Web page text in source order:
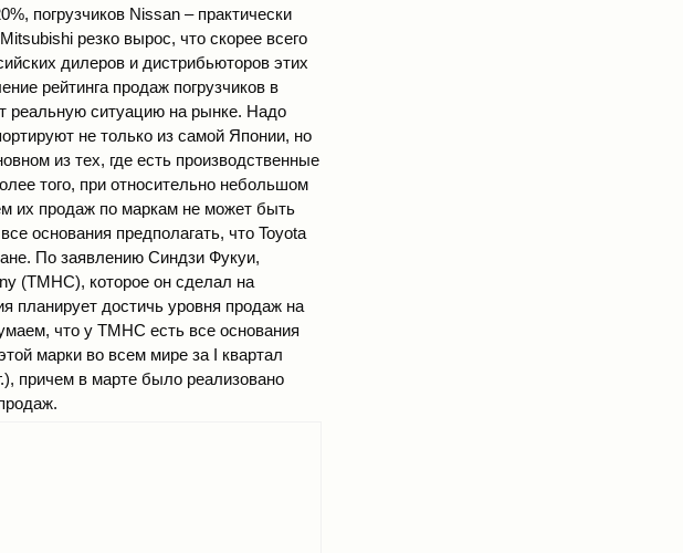
погрузчиков Nissan – практически
резко вырос, что скорее всего
дилеров и дистрибьюторов этих
рейтинга продаж погрузчиков в
реальную ситуацию на рынке. Надо
не только из самой Японии, но
из тех, где есть производственные
того, при относительно небольшом
их продаж по маркам не может быть
основания предполагать, что Toyota
По заявлению Синдзи Фукуи,
(TMHC), которое он сделал на
планирует достичь уровня продаж на
что у TMHC есть все основания
марки во всем мире за I квартал
причем в марте было реализовано